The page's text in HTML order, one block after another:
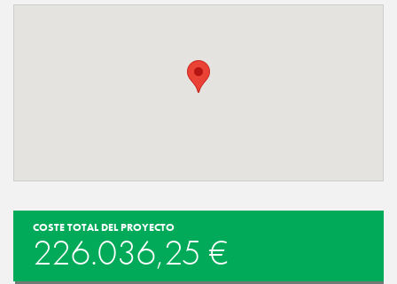
COSTE TOTAL DEL PROYECTO
226.036,25 €